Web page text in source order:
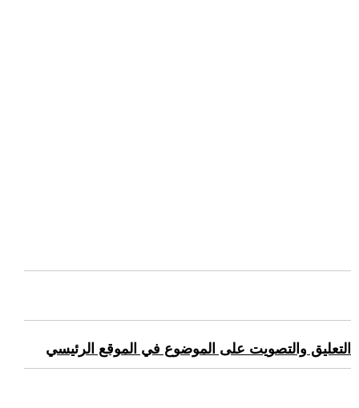
التعليق والتصويت على الموضوع في الموقع الرئيسي